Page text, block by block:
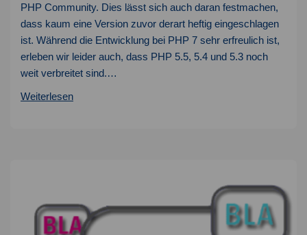
PHP Community. Dies lässt sich auch daran festmachen,
dass kaum eine Version zuvor derart heftig eingeschlagen
ist. Während die Entwicklung bei PHP 7 sehr erfreulich ist,
erleben wir leider auch, dass PHP 5.5, 5.4 und 5.3 noch
weit verbreitet sind.…
WeiterlesenPHP